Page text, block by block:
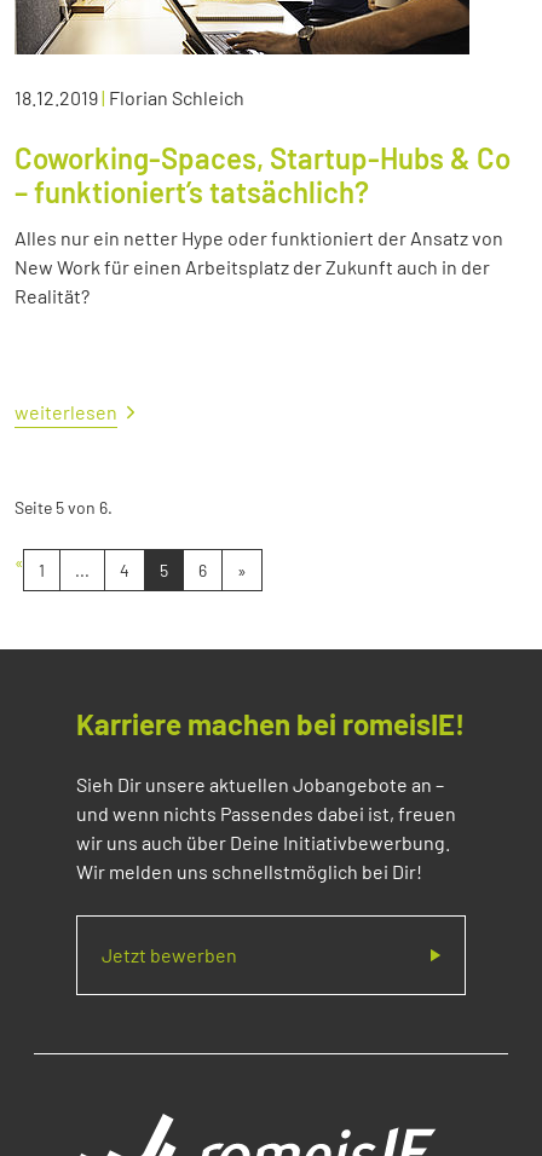
18.12.2019| Florian Schleich
Coworking-Spaces, Startup-Hubs & Co
– funktioniert’s tatsächlich?
Alles nur ein netter Hype oder funktioniert der Ansatz von
New Work für einen Arbeitsplatz der Zukunft auch in der
Realität?
weiterlesen
Seite 5 von 6.
« 1 ... 4 5 6 »
Karriere machen bei romeisIE!
Sieh Dir unsere aktuellen Jobangebote an –
und wenn nichts Passendes dabei ist, freuen
wir uns auch über Deine Initiativbewerbung.
Wir melden uns schnellstmöglich bei Dir!
Jetzt bewerben